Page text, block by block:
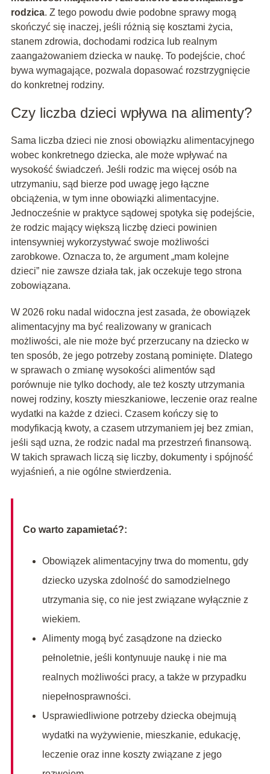
rodzica. Z tego powodu dwie podobne sprawy mogą
skończyć się inaczej, jeśli różnią się kosztami życia,
stanem zdrowia, dochodami rodzica lub realnym
zaangażowaniem dziecka w naukę. To podejście, choć
bywa wymagające, pozwala dopasować rozstrzygnięcie
do konkretnej rodziny.
Czy liczba dzieci wpływa na alimenty?
Sama liczba dzieci nie znosi obowiązku alimentacyjnego
wobec konkretnego dziecka, ale może wpływać na
wysokość świadczeń. Jeśli rodzic ma więcej osób na
utrzymaniu, sąd bierze pod uwagę jego łączne
obciążenia, w tym inne obowiązki alimentacyjne.
Jednocześnie w praktyce sądowej spotyka się podejście,
że rodzic mający większą liczbę dzieci powinien
intensywniej wykorzystywać swoje możliwości
zarobkowe. Oznacza to, że argument „mam kolejne
dzieci” nie zawsze działa tak, jak oczekuje tego strona
zobowiązana.
W 2026 roku nadal widoczna jest zasada, że obowiązek
alimentacyjny ma być realizowany w granicach
możliwości, ale nie może być przerzucany na dziecko w
ten sposób, że jego potrzeby zostaną pominięte. Dlatego
w sprawach o zmianę wysokości alimentów sąd
porównuje nie tylko dochody, ale też koszty utrzymania
nowej rodziny, koszty mieszkaniowe, leczenie oraz realne
wydatki na każde z dzieci. Czasem kończy się to
modyfikacją kwoty, a czasem utrzymaniem jej bez zmian,
jeśli sąd uzna, że rodzic nadal ma przestrzeń finansową.
W takich sprawach liczą się liczby, dokumenty i spójność
wyjaśnień, a nie ogólne stwierdzenia.
Co warto zapamietać?:
Obowiązek alimentacyjny trwa do momentu, gdy
dziecko uzyska zdolność do samodzielnego
utrzymania się, co nie jest związane wyłącznie z
wiekiem.
Alimenty mogą być zasądzone na dziecko
pełnoletnie, jeśli kontynuuje naukę i nie ma
realnych możliwości pracy, a także w przypadku
niepełnosprawności.
Usprawiedliwione potrzeby dziecka obejmują
wydatki na wyżywienie, mieszkanie, edukację,
leczenie oraz inne koszty związane z jego